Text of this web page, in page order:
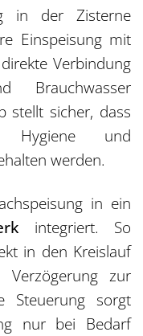
in der Zisterne
Einspeisung mit
Verbindung
Brauchwasser
stellt sicher, dass
Hygiene und
werden.
in ein
integriert. So
in den Kreislauf
zur
Steuerung sorgt
nur bei Bedarf